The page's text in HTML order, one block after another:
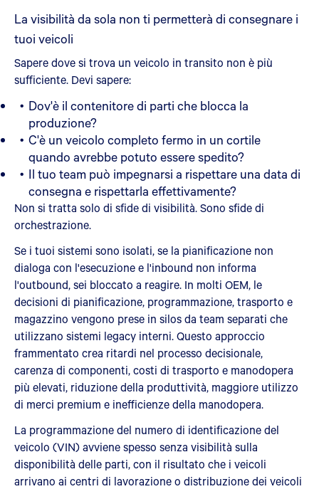
La visibilità da sola non ti permetterà di consegnare i
tuoi veicoli
Sapere dove si trova un veicolo in transito non è più
sufficiente. Devi sapere:
Dov'è il contenitore di parti che blocca la
produzione?
C'è un veicolo completo fermo in un cortile
quando avrebbe potuto essere spedito?
Il tuo team può impegnarsi a rispettare una data di
consegna e rispettarla effettivamente?
Non si tratta solo di sfide di visibilità. Sono sfide di
orchestrazione.
Se i tuoi sistemi sono isolati, se la pianificazione non
dialoga con l'esecuzione e l'inbound non informa
l'outbound, sei bloccato a reagire. In molti OEM, le
decisioni di pianificazione, programmazione, trasporto e
magazzino vengono prese in silos da team separati che
utilizzano sistemi legacy interni. Questo approccio
frammentato crea ritardi nel processo decisionale,
carenza di componenti, costi di trasporto e manodopera
più elevati, riduzione della produttività, maggiore utilizzo
di merci premium e inefficienze della manodopera.
La programmazione del numero di identificazione del
veicolo (VIN) avviene spesso senza visibilità sulla
disponibilità delle parti, con il risultato che i veicoli
arrivano ai centri di lavorazione o distribuzione dei veicoli